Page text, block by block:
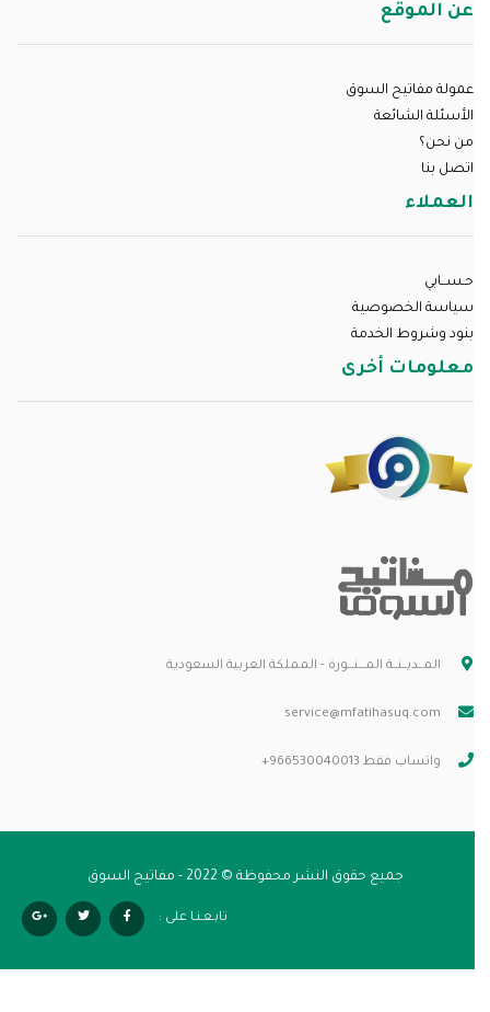
عن الموقع
عمولة مفاتيح السوق
الأسئلة الشائعة
من نحن؟
اتصل بنا
العملاء
حـســابي
سياسة الخصوصية
بنود وشروط الخدمة
معلومات أخرى
المــديــنــة المـــنـــورة - المملكة العربية السعودية
service@mfatihasuq.com
واتساب فقط 966530040013+
جميع حقوق النشر محفوظة © 2022 - مفاتيح السوق
تابـعـنـا على :